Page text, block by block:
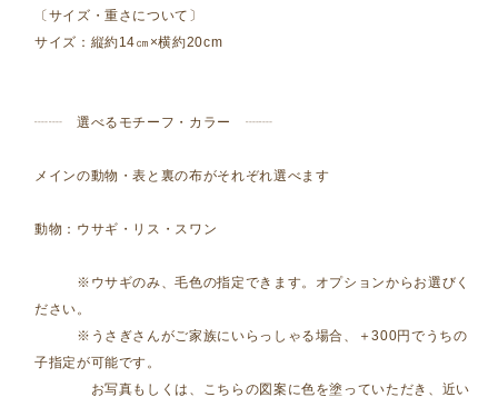
〔サイズ・重さについて〕
サイズ：縦約14㎝×横約20cm
┈┈ 選べるモチーフ・カラー ┈┈
メインの動物・表と裏の布がそれぞれ選べます
動物：ウサギ・リス・スワン
※ウサギのみ、毛色の指定できます。オプションからお選びく
ださい。
※うさぎさんがご家族にいらっしゃる場合、＋300円でうちの
子指定が可能です。
お写真もしくは、こちらの図案に色を塗っていただき、近い